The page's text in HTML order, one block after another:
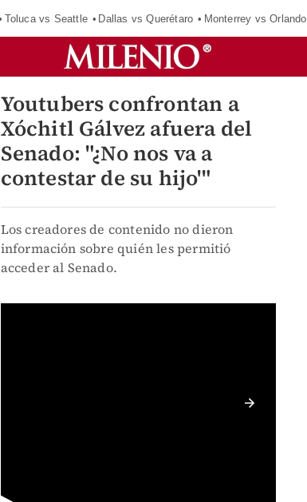
Toluca vs Seattle Dallas vs Querétaro Monterrey vs Orlando
Youtubers confrontan a
Xóchitl Gálvez afuera del
Senado: "¿No nos va a
contestar de su hijo'"
Los creadores de contenido no dieron
información sobre quién les permitió
acceder al Senado.